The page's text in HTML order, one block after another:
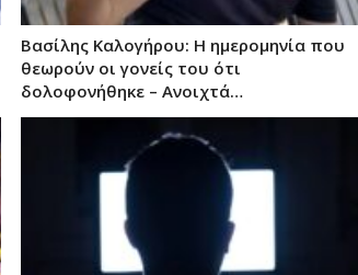
Βασίλης Καλογήρου: Η ημερομηνία που
θεωρούν οι γονείς του ότι
δολοφονήθηκε – Ανοιχτά…